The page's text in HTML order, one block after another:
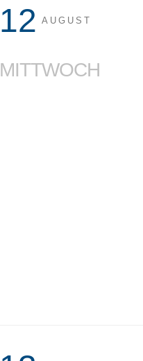
12 AUGUST
MITTWOCH